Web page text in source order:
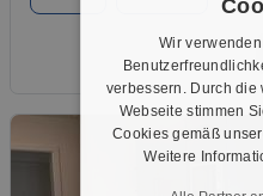
Wir
verbessern. Durch die
Webseite stimmen
Cookies gemäß
Weitere